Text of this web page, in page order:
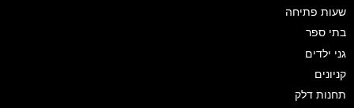
שעות פתיחה
בתי ספר
גני ילדים
קניונים
תחנות דלק